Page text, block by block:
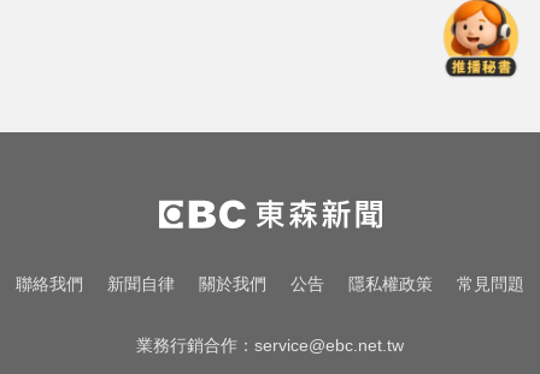
國小女兒性服務 下場出爐
吳子嘉爆綠營2026「一屍五命」 國
民黨1縣市穩贏
MLB／李灝宇坐9局板凳不打緊！10
聯絡我們 新聞自律 關於我們 公告 隱私權政策 常見問題
業務行銷合作： service@ebc.net.tw